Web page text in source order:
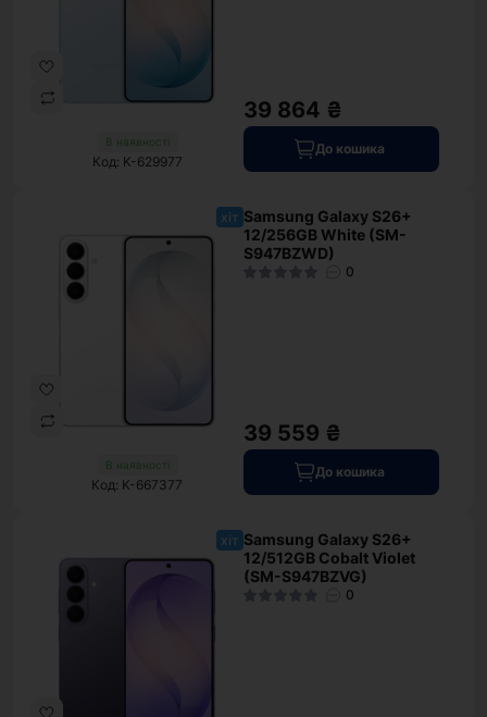
В наявності
Код: K-629977
39 864 ₴
До кошика
хіт
В наявності
Код: K-667377
Samsung Galaxy S26+
12/256GB White (SM-
S947BZWD)
0
39 559 ₴
До кошика
хіт Samsung Galaxy S26+
12/512GB Cobalt Violet
(SM-S947BZVG)
0